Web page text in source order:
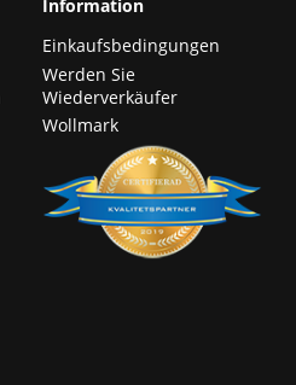
Information
Einkaufsbedingungen
Werden Sie
Wiederverkäufer
Wollmark